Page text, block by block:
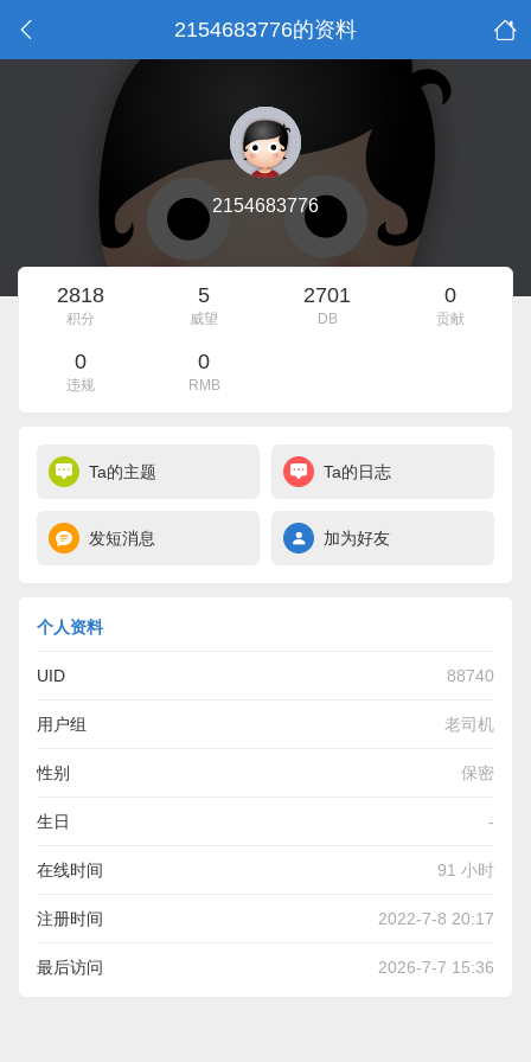
2154683776的资料
2154683776
2818
积分
5
威望
2701
DB
0
贡献
0
违规
0
RMB
Ta的主题 Ta的日志
发短消息 加为好友
个人资料
UID 88740
用户组 老司机
性别 保密
生日 -
在线时间 91 小时
注册时间 2022-7-8 20:17
最后访问 2026-7-7 15:36